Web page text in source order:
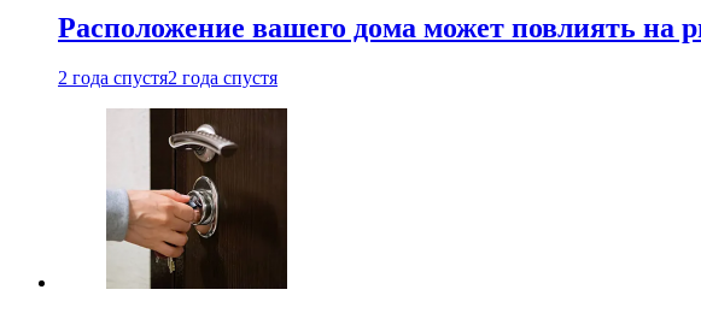
Расположение вашего дома может повлиять на
2 года спустя2 года спустя